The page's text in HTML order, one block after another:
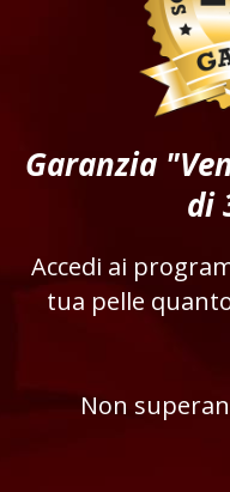
Garanzia
di
Accedi ai
tua pelle
Non